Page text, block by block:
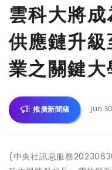
雲科大將
供應鏈升
業之關鍵大
推廣新聞稿 Jun
(中央社訊息服務